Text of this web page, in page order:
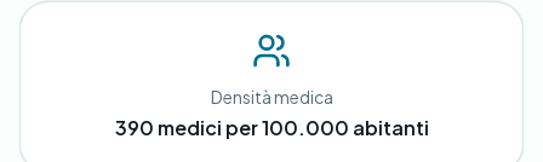
Densità medica
390 medici per 100.000 abitanti